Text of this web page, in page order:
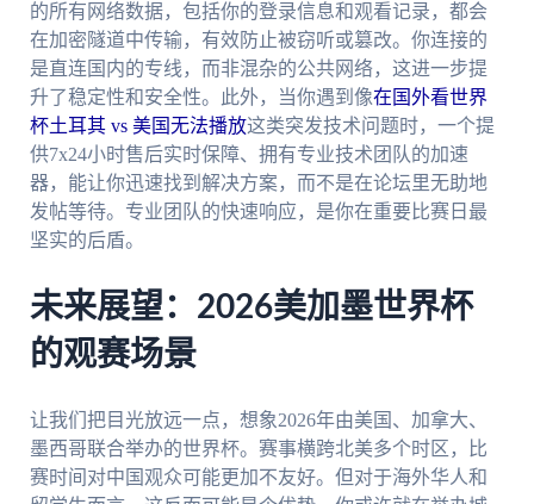
的所有网络数据，包括你的登录信息和观看记录，都会
在加密隧道中传输，有效防止被窃听或篡改。你连接的
是直连国内的专线，而非混杂的公共网络，这进一步提
升了稳定性和安全性。此外，当你遇到像在国外看世界
杯土耳其 vs 美国无法播放这类突发技术问题时，一个提
供7x24小时售后实时保障、拥有专业技术团队的加速
器，能让你迅速找到解决方案，而不是在论坛里无助地
发帖等待。专业团队的快速响应，是你在重要比赛日最
坚实的后盾。
未来展望：2026美加墨世界杯
的观赛场景
让我们把目光放远一点，想象2026年由美国、加拿大、
墨西哥联合举办的世界杯。赛事横跨北美多个时区，比
赛时间对中国观众可能更加不友好。但对于海外华人和